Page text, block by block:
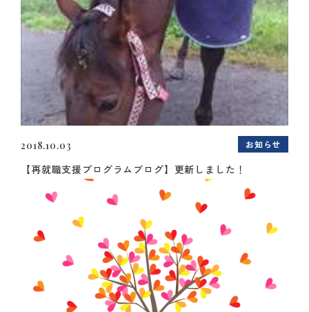
2018.10.03 お知らせ
【再就職支援プログラムブログ】更新しました！